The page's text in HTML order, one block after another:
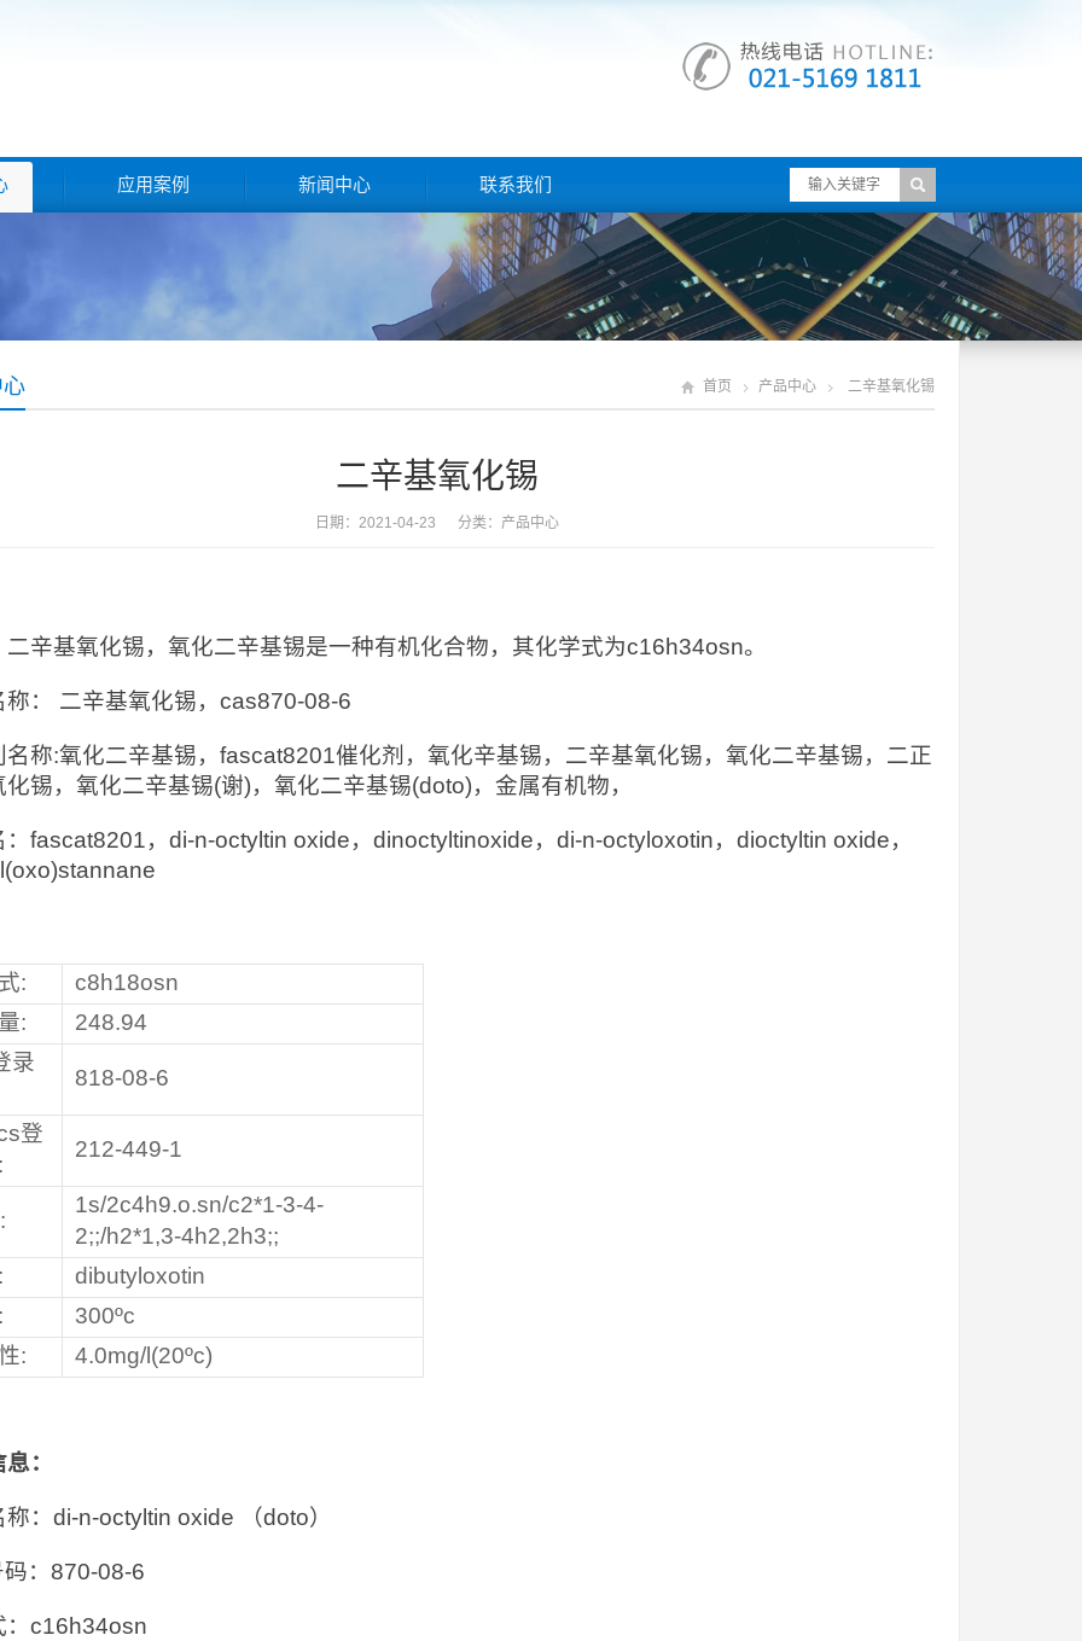
应用案例 新闻中心 联系我们
首页 产品中心 二辛基氧化锡
二辛基氧化锡
日期：2021-04-23 分类： 产品中心
二辛基氧化锡，氧化二辛基锡是一种有机化合物，其化学式为c16h34osn。
称： 二辛基氧化锡，cas870-08-6
名称:氧化二辛基锡，fascat8201催化剂，氧化辛基锡，二辛基氧化锡，氧化二辛基锡，二正
化锡，氧化二辛基锡(谢)，氧化二辛基锡(doto)，金属有机物，
：fascat8201，di-n-octyltin oxide，dinoctyltinoxide，di-n-octyloxotin，dioctyltin oxide，
:
c8h18osn
:
248.94
录
818-08-6
登
212-449-1
1s/2c4h9.o.sn/c2*1-3-4-
2;;/h2*1,3-4h2,2h3;;
dibutyloxotin
300ºc
:
4.0mg/l(20ºc)
：
称：di-n-octyltin oxide （doto）
：870-08-6
：c16h34osn